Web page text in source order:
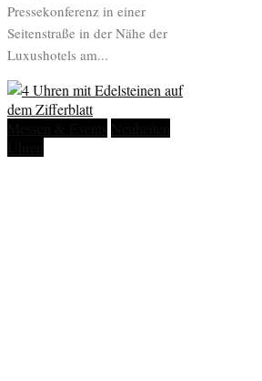
Pressekonferenz in einer
Seitenstraße in der Nähe der
Luxushotels am...